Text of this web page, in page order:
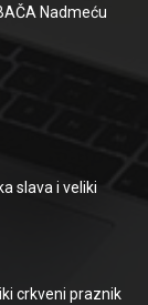
Nadmeću
slava i veliki
crkveni praznik